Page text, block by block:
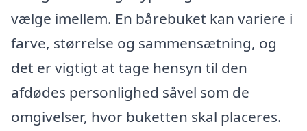
vælge imellem. En bårebuket kan variere i
farve, størrelse og sammensætning, og
det er vigtigt at tage hensyn til den
afdødes personlighed såvel som de
omgivelser, hvor buketten skal placeres.